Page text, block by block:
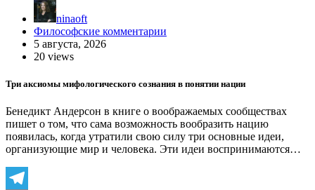
ninaoft
Философские комментарии
5 августа, 2026
20 views
Три аксиомы мифологического сознания в понятии нации
Бенедикт Андерсон в книге о воображаемых сообществах
пишет о том, что сама возможность вообразить нацию
появилась, когда утратили свою силу три основные идеи,
организующие мир и человека. Эти идеи воспринимаются…